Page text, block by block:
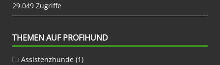
29.049 Zugriffe
THEMEN AUF PROFIHUND
Assistenzhunde (1)